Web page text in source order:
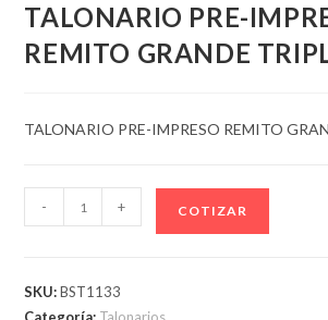
TALONARIO PRE-
REMITO GRANDE
TALONARIO PRE-IMPRESO REMITO
TALONARIO
PRE-
GRANDE
- + COTIZAR
SKU:BST1133